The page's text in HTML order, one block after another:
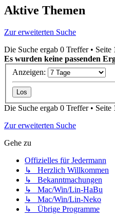
Aktive Themen
Zur erweiterten Suche
Die Suche ergab 0 Treffer • Seite
Es wurden keine passenden
Anzeigen:
Die Suche ergab 0 Treffer • Seite
Zur erweiterten Suche
Gehe zu
Offizielles für Jedermann
↳ Herzlich Willkommen
↳ Bekanntmachungen
↳ Mac/Win/Lin-HaBu
↳ Mac/Win/Lin-Neko
↳ Übrige Programme